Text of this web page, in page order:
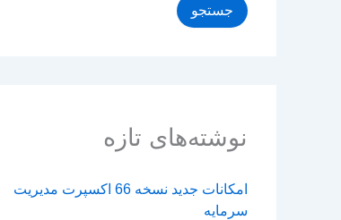
جستجو
نوشته‌های تازه
امکانات جدید نسخه 66 اکسپرت مدیریت
سرمایه